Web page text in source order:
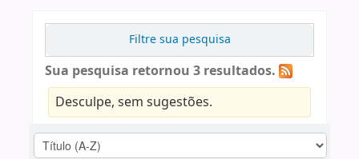
Filtre sua pesquisa
Sua pesquisa retornou 3 resultados.
Desculpe, sem sugestões.